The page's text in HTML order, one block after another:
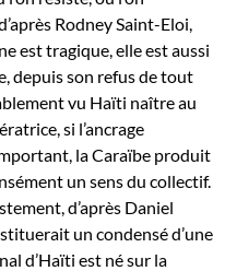
Rodney Saint-Eloi,
est tragique, elle est aussi
depuis son refus de tout
vu Haïti naître au
si l’ancrage
la Caraïbe produit
un sens du collectif.
d’après Daniel
un condensé d’une
d’Haïti est né sur la